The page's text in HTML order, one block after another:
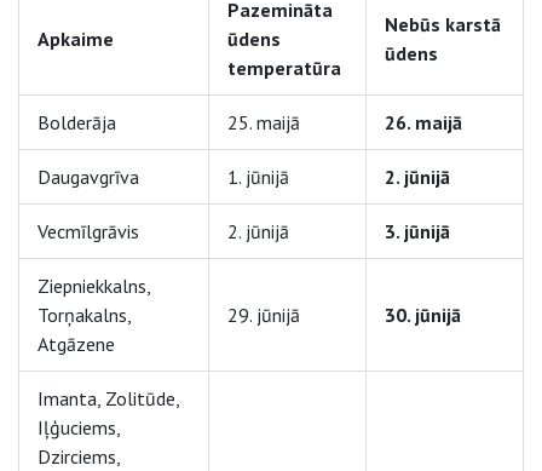
Apkaime
Pazemināta
ūdens
temperatūra
Nebūs karstā
ūdens
Bolderāja 25. maijā 26. maijā
Daugavgrīva 1. jūnijā 2. jūnijā
Vecmīlgrāvis 2. jūnijā 3. jūnijā
Ziepniekkalns,
Torņakalns,
Atgāzene
29. jūnijā 30. jūnijā
Imanta, Zolitūde,
Iļģuciems,
Dzirciems,